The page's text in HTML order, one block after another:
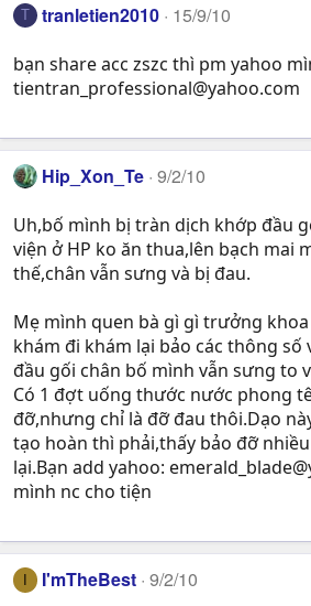
T tranletien2010 15/9/10
bạn share acc zszc thì pm yahoo
tientran_professional@yahoo.com
Hip_Xon_Te 9/2/10
Uh,bố mình bị tràn dịch khớp đầu
viện ở HP ko ăn thua,lên bạch mai
thế,chân vẫn sưng và bị đau.
Mẹ mình quen bà gì gì trưởng
khám đi khám lại bảo các thông số
đầu gối chân bố mình vẫn sưng to
Có 1 đợt uống thước nước phong
đỡ,nhưng chỉ là đỡ đau thôi.Dạo
tạo hoàn thì phải,thấy bảo đỡ
lại.Bạn add yahoo:
mình nc cho tiện
I'mTheBest 9/2/10